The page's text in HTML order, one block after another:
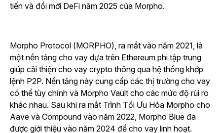
tiến và đổi mới DeFi năm 2025 của Morpho.
Morpho Protocol (MORPHO), ra mắt vào năm 2021, là
một nền tảng cho vay dựa trên Ethereum phi tập trung
giúp cải thiện cho vay crypto thông qua hệ thống khớp
lệnh P2P. Nền tảng này cung cấp các thị trường cho vay
có thể tùy chỉnh và Morpho Vault cho các mức độ rủi ro
khác nhau. Sau khi ra mắt Trình Tối Ưu Hóa Morpho cho
Aave và Compound vào năm 2022, Morpho Blue đã
được giới thiệu vào năm 2024 để cho vay linh hoạt.